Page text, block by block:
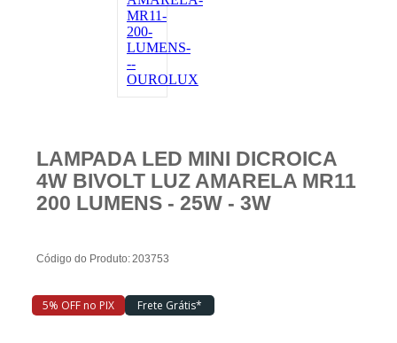
Marcas
PROMOÇÃO
LAMPADA LED MINI DICROICA
4W BIVOLT LUZ AMARELA MR11
200 LUMENS - 25W - 3W
Código do Produto:203753
5% OFF no PIX Frete Grátis*